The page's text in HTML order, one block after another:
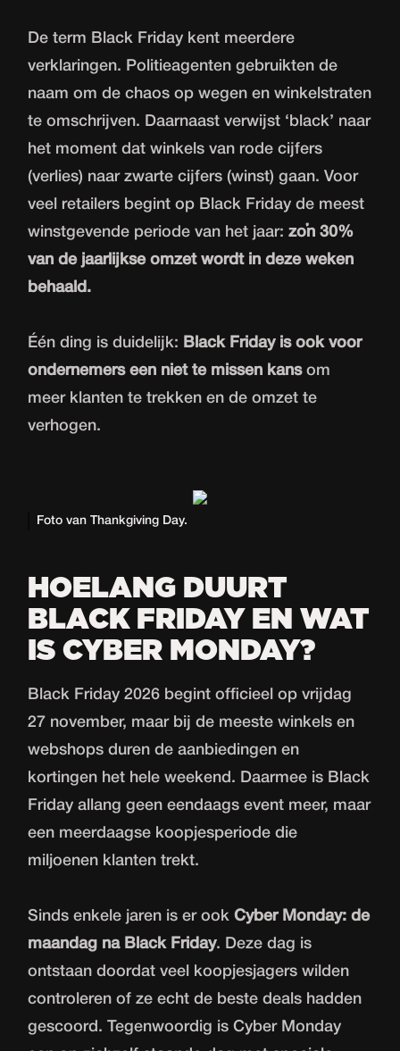
De term Black Friday kent meerdere
verklaringen. Politieagenten gebruikten de
naam om de chaos op wegen en winkelstraten
te omschrijven. Daarnaast verwijst ‘black’ naar
het moment dat winkels van rode cijfers
(verlies) naar zwarte cijfers (winst) gaan. Voor
veel retailers begint op Black Friday de meest
winstgevende periode van het jaar:zo’n 30%
van de jaarlijkse omzet wordt in deze weken
behaald.
Één ding is duidelijk:
Black Friday is ook voor
ondernemers een niet te missen kansom
meer klanten te trekken en de omzet te
verhogen.
Foto van Thankgiving Day.
HOELANG DUURT
BLACK FRIDAY EN WAT
IS CYBER MONDAY?
Black Friday 2026 begint officieel op vrijdag
27 november, maar bij de meeste winkels en
webshops duren de aanbiedingen en
kortingen het hele weekend. Daarmee is Black
Friday allang geen eendaags event meer, maar
een meerdaagse koopjesperiode die
miljoenen klanten trekt.
Sinds enkele jaren is er ookCyber Monday: de
maandag na Black Friday. Deze dag is
ontstaan doordat veel koopjesjagers wilden
controleren of ze echt de beste deals hadden
gescoord. Tegenwoordig is Cyber Monday